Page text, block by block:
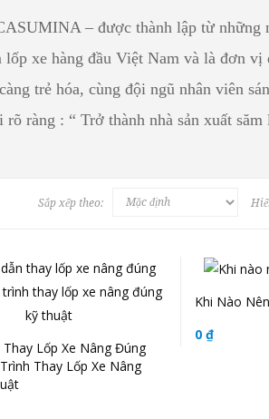
– được thành lập từ những
xe hàng đầu Việt Nam và là đơn vị
trẻ hóa, cùng đội ngũ nhân viên
ràng : “ Trở thành nhà sản xuất
Sắp xếp theo:
Lốp Xe Nâng Đúng
Thay Lốp Xe Nâng
Khi Nào
0 ₫